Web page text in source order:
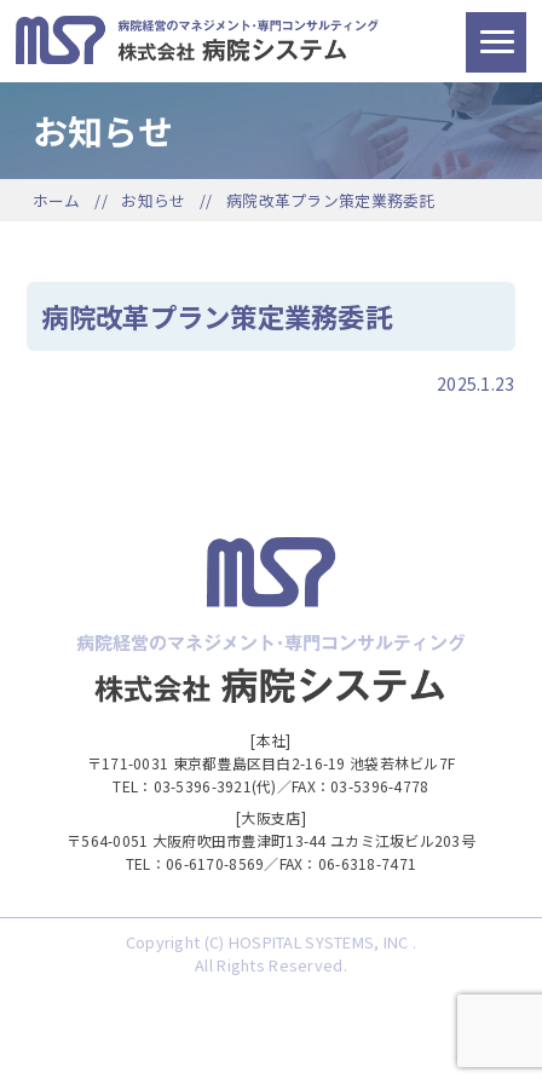
お知らせ
ホーム お知らせ 病院改革プラン策定業務委託
病院改革プラン策定業務委託
2025.1.23
[本社]
〒171-0031 東京都豊島区目白2-16-19 池袋若林ビル7F
TEL：03-5396-3921(代)／FAX：03-5396-4778
[大阪支店]
〒564-0051 大阪府吹田市豊津町13-44 ユカミ江坂ビル203号
TEL：06-6170-8569／FAX：06-6318-7471
Copyright (C) HOSPITAL SYSTEMS, INC .
All Rights Reserved.